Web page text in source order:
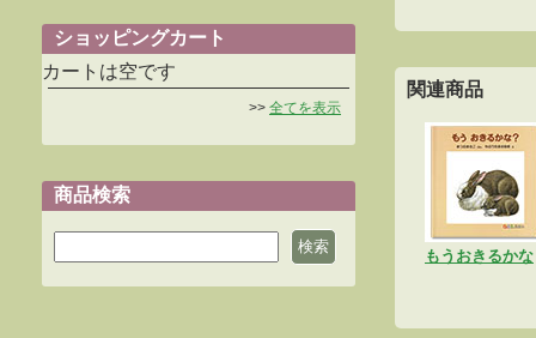
ショッピングカート
カートは空です
>> 全てを表示
商品検索
関連商品
もうおきるかな